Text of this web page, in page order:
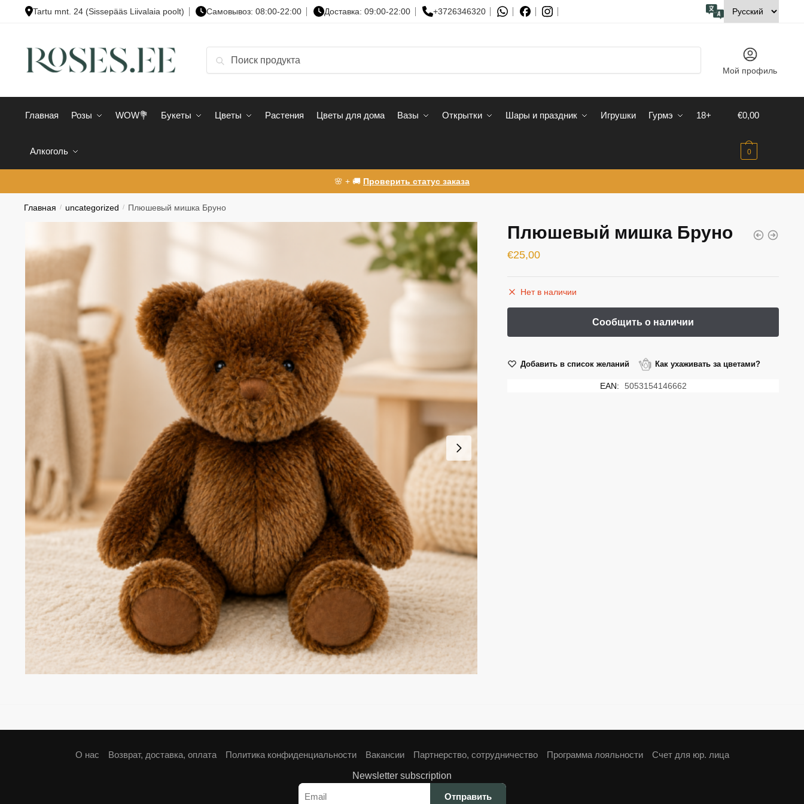
Tartu mnt. 24 (Sissepääs Liivalaia poolt) Cамовывоз: 08:00-22:00 Доставка: 09:00-22:00 +3726346320
Поиск
Мой профиль
Главная Розы WOW💐 Букеты Цветы Растения Цветы для дома Вазы Открытки Шары и праздник Игрушки Гурмэ 18+
Алкоголь
€0,00
0
🌸 + 🚚 Проверить статус заказа
Главная / uncategorized / Плюшевый мишка Бруно
Плюшевый мишка Бруно
€25,00
Нет в наличии
Добавить в список желаний Как ухаживать за цветами?
EAN: 5053154146662
О нас Возврат, доставка, оплата Политика конфиденциальности Вакансии Партнерство, сотрудничество Программа лояльности Cчет для юр. лица
Newsletter subscription